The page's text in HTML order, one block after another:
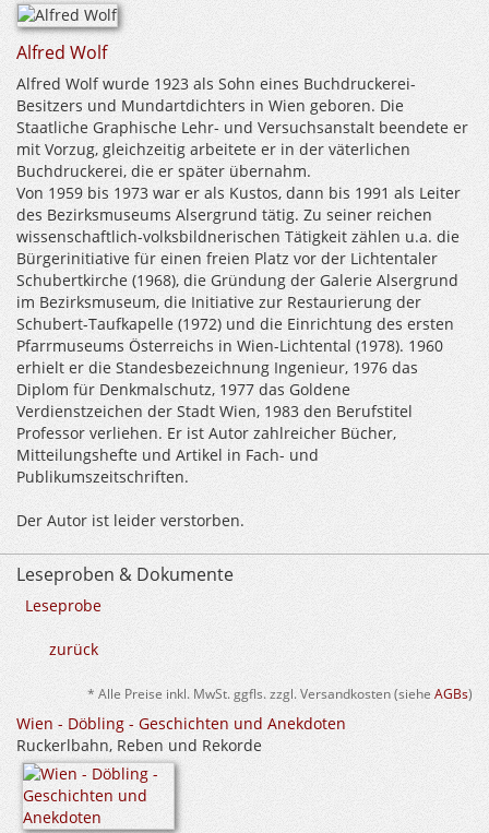
Alfred Wolf
Alfred Wolf wurde 1923 als Sohn eines Buchdruckerei-
Besitzers und Mundartdichters in Wien geboren. Die
Staatliche Graphische Lehr- und Versuchsanstalt beendete er
mit Vorzug, gleichzeitig arbeitete er in der väterlichen
Buchdruckerei, die er später übernahm.
Von 1959 bis 1973 war er als Kustos, dann bis 1991 als Leiter
des Bezirksmuseums Alsergrund tätig. Zu seiner reichen
wissenschaftlich-volksbildnerischen Tätigkeit zählen u.a. die
Bürgerinitiative für einen freien Platz vor der Lichtentaler
Schubertkirche (1968), die Gründung der Galerie Alsergrund
im Bezirksmuseum, die Initiative zur Restaurierung der
Schubert-Taufkapelle (1972) und die Einrichtung des ersten
Pfarrmuseums Österreichs in Wien-Lichtental (1978). 1960
erhielt er die Standesbezeichnung Ingenieur, 1976 das
Diplom für Denkmalschutz, 1977 das Goldene
Verdienstzeichen der Stadt Wien, 1983 den Berufstitel
Professor verliehen. Er ist Autor zahlreicher Bücher,
Mitteilungshefte und Artikel in Fach- und
Publikumszeitschriften.
Der Autor ist leider verstorben.
Leseproben & Dokumente
Leseprobe
zurück
* Alle Preise inkl. MwSt. ggfls. zzgl. Versandkosten (siehe AGBs)
Wien - Döbling - Geschichten und Anekdoten
Ruckerlbahn, Reben und Rekorde